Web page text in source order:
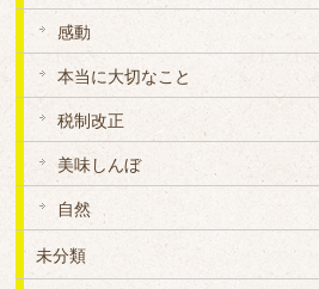
感動
本当に大切なこと
税制改正
美味しんぼ
自然
未分類